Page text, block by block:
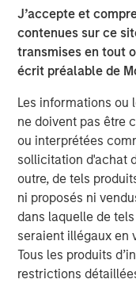
J’accepte et
contenues sur ce
transmises en tout
écrit préalable de
Les informations ou
ne doivent pas être
ou interprétées
sollicitation d'achat
outre, de tels
ni proposés ni
dans laquelle de
seraient illégaux en
Tous les produits
restrictions
characteristics and
investment process
recently co-led a
Everstream
global brands.
Jessica Alsford,
the Institute for
achievement by
of demand for
our clients seeking
great example of
commitment to
helping chart a path